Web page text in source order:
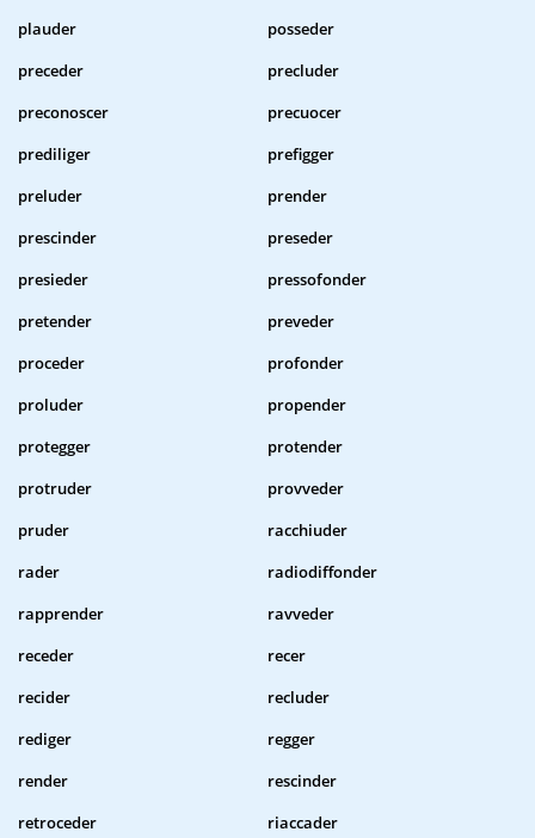
plauder
posseder
preceder
precluder
preconoscer
precuocer
prediliger
prefigger
preluder
prender
prescinder
preseder
presieder
pressofonder
pretender
preveder
proceder
profonder
proluder
propender
protegger
protender
protruder
provveder
pruder
racchiuder
rader
radiodiffonder
rapprender
ravveder
receder
recer
recider
recluder
rediger
regger
render
rescinder
retroceder
riaccader